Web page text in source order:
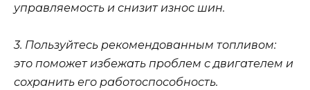
управляемость и снизит износ шин.
3. Пользуйтесь рекомендованным топливом:
это поможет избежать проблем с двигателем и
сохранить его работоспособность.